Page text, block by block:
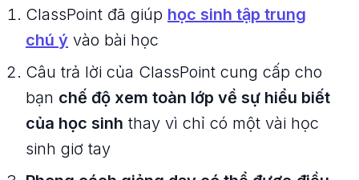
ClassPoint đã giúp học sinh tập trung
chú ý vào bài học
Câu trả lời của ClassPoint cung cấp cho
bạn chế độ xem toàn lớp về sự hiểu biết
của học sinh thay vì chỉ có một vài học
sinh giơ tay